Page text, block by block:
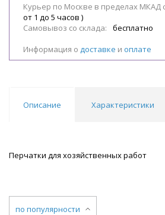
Курьер по Москве в пределах МКАД
от 1 до 5 часов )
Самовывоз со склада:
бесплатно
Информация о доставке и оплате
Описание Характеристики
Перчатки для хозяйственных работ
по популярности